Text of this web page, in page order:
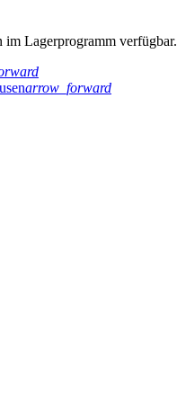
im Lagerprogramm verfügbar.
arrow_forward